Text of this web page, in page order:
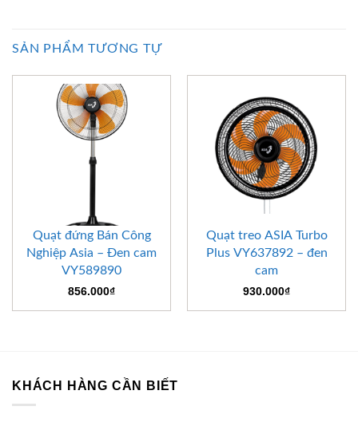
SẢN PHẨM TƯƠNG TỰ
Quạt đứng Bán Công
Nghiệp Asia – Đen cam
VY589890
856.000₫
Quạt treo ASIA Turbo
Plus VY637892 – đen
cam
930.000₫
KHÁCH HÀNG CẦN BIẾT